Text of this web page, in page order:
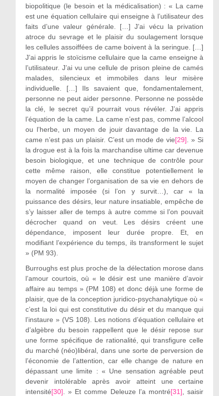
biopolitique (le besoin et la médicalisation) : « La came
est une équation cellulaire qui enseigne à l’utilisateur des
faits d’une valeur générale. […] J’ai vécu la privation
atroce du sevrage et le plaisir du soulagement lorsque
les cellules assoiffées de came boivent à la seringue. […]
J’ai appris le stoïcisme cellulaire que la came enseigne à
l’utilisateur. J’ai vu une cellule de prison pleine de camés
malades, silencieux et immobiles dans leur misère
individuelle. […] Ils savaient que, fondamentalement,
personne ne peut aider personne. Personne ne possède
la clé, le secret qu’il pourrait vous révéler. J’ai appris
l’équation de la came. La came n’est pas, comme l’alcool
ou l’herbe, un moyen de jouir davantage de la vie. La
came n’est pas un plaisir. C’est un mode de vie[29] . » Si
la drogue est à la fois la marchandise ultime car devenue
besoin biologique, et une technique de contrôle pour
cette même raison, elle constitue potentiellement le
moyen de changer l’organisation de sa vie en dehors de
la normalité imposée (si l’on y survit…), car « la
puissance des désirs, leur nature insatiable, empêche de
s’y laisser aller de temps à autre comme si l’on pouvait
décrocher quand on veut. Les désirs créent une
dépendance, imposent leur durée propre. Et, en
modifiant l’expérience du temps, ils transforment le sujet
» (PM 93).
Burroughs est plus proche de la délectation morose dans
l’amour courtois, où « le désir est une manière d’avoir
affaire au temps » (PM 108) et donc déjà une forme de
plaisir, que de la conception juridico-psychanalytique où «
c’est la loi qui est constitutive du désir et du manque qui
l’instaure » (VS 108). Les notions d’équation cellulaire et
d’algèbre du besoin rappellent que le désir repose sur
une forme spécifique de rationalité, qui transfigure celle
du marché (néo)libéral, dans une sorte de perversion de
l’économie de l’attention, car elle change de nature en
dépassant une limite : « Une sensation agréable peut
devenir intolérable après avoir atteint une certaine
intensité[30] . » Et comme Deleuze l’a montré[31] , saisir